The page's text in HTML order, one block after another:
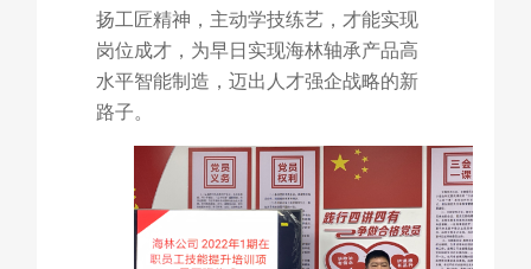
扬工匠精神，主动学技练艺，才能实现
岗位成才，为早日实现海林轴承产品高
水平智能制造，迈出人才强企战略的新
路子。